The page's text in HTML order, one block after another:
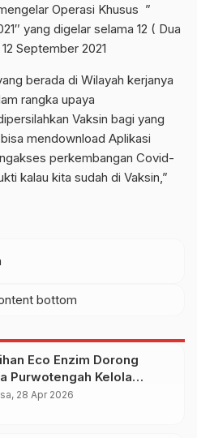
Operasi Khusus ”
yang digelar selama 12 ( Dua
September 2021
berada di Wilayah kerjanya
rangka upaya
Vaksin bagi yang
mendownload Aplikasi
perkembangan Covid-
kalau kita sudah di Vaksin,”
Eco Enzim Dorong
Purwotengah Kelola
dari Rumah
28 Apr 2026